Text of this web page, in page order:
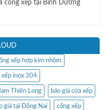
cổng xếp tại Bình Dương
xếp hợp kim nhôm
xếp inox 304
Thiên Long báo giá cửa xếp
giá tại Đồng Nai cổng xếp